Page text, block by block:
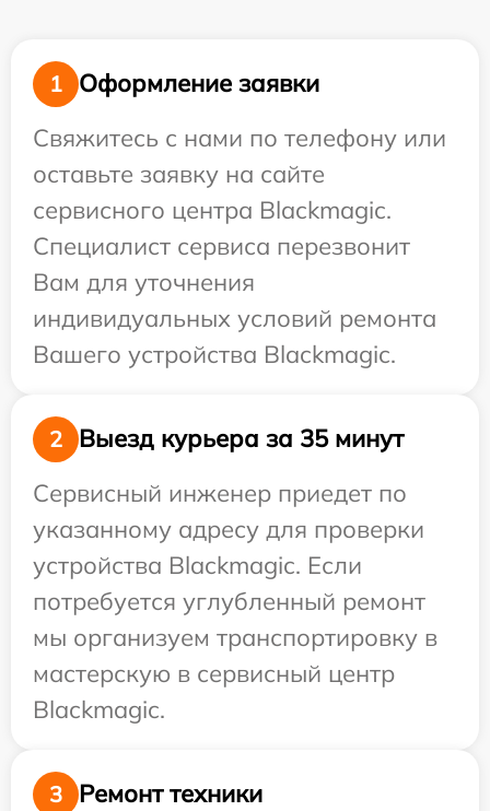
1
Оформление заявки
Свяжитесь с нами по телефону или
оставьте заявку на сайте
сервисного центра Blackmagic.
Специалист сервиса перезвонит
Вам для уточнения
индивидуальных условий ремонта
Вашего устройства Blackmagic.
2
Выезд курьера за 35 минут
Сервисный инженер приедет по
указанному адресу для проверки
устройства Blackmagic. Если
потребуется углубленный ремонт
мы организуем транспортировку в
мастерскую в сервисный центр
Blackmagic.
3
Ремонт техники